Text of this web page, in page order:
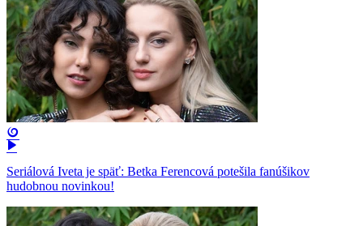
Seriálová Iveta je späť: Betka Ferencová potešila fanúšikov
hudobnou novinkou!